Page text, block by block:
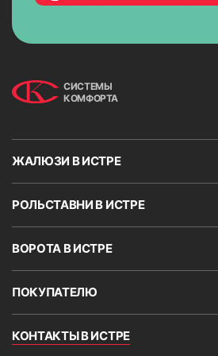
Заполните форму
уточнений детали выезда
СИСТЕМЫ
КОМФОРТА
ЖАЛЮЗИ В ИСТРЕ
РОЛЬСТАВНИ В ИСТРЕ
ВОРОТА В ИСТРЕ
ПОКУПАТЕЛЮ
КОНТАКТЫ В ИСТРЕ